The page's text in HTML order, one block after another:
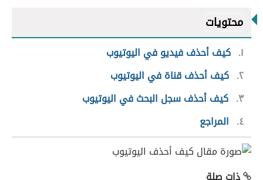
محتويات
١ كيف أحذف فيديو في اليوتيوب
٢ كيف أحذف قناة في اليوتيوب
٣ كيف أحذف سجل البحث في اليوتيوب
٤
المراجع